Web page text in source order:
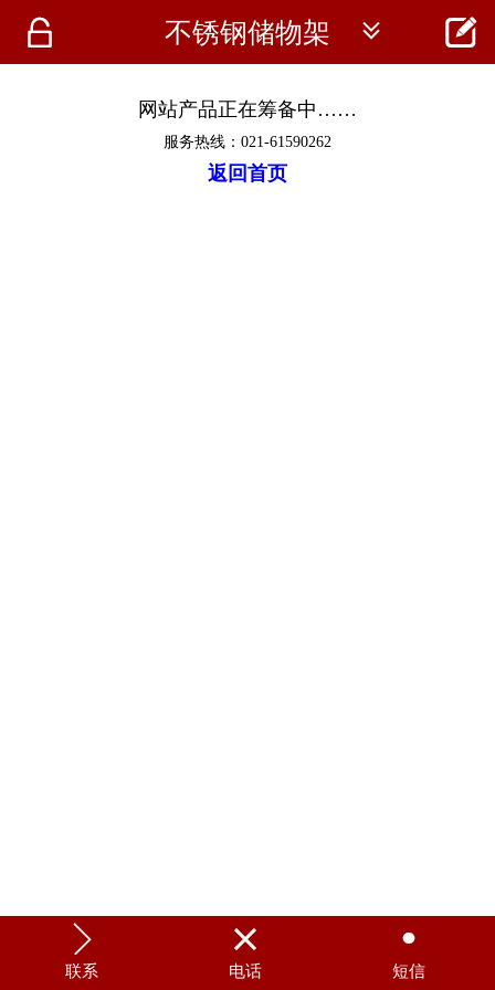
 首页
 不锈钢储物架  
网站产品正在筹备中……
服务热线：021-61590262
返回首页

联系

电话

短信